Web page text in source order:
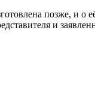
позже, и
и